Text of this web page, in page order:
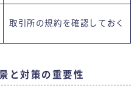
取引所の規約を確認しておく
と対策の重要性